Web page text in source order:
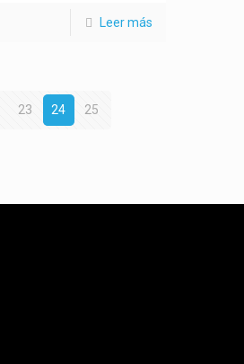
Leer más
23 24 25